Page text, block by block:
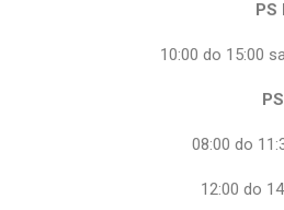
PS
10:00 do 15:00
08:00 do
12:00 do